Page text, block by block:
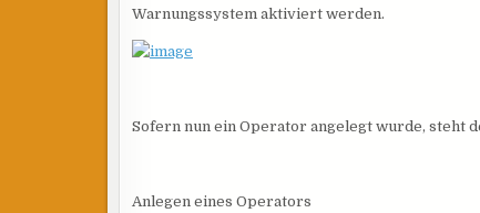
Warnungssystem aktiviert werden.
Sofern nun ein Operator angelegt wurde, steht
Anlegen eines Operators